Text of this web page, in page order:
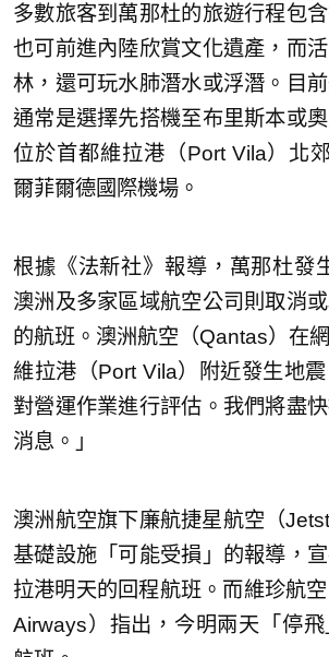
多數旅客到萬那杜的旅遊行程包
也可前進內陸欣賞文化遺產，而
林，還可玩水肺潛水或浮潛。目
通常是選擇先搭機至布里斯本或
位於首都維拉港（Port Vila）北
爾菲爾德國際機場。
根據《法新社》報導，萬那杜發
澳洲及多家區域航空公司則取消
的航班。澳洲航空（Qantas）在
維拉港（Port Vila）附近發生地
對營運作業進行評估。我們將盡
消息。」
澳洲航空旗下廉航捷星航空（
基礎設施「可能受損」的報導，
拉港明天的回程航班。而維珍航
Airways）指出，今明兩天「停